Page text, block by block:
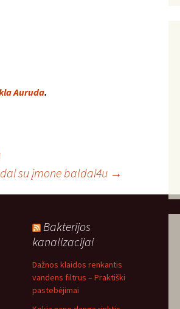
Auruda.
su įmone baldai4u →
Bakterijos
kanalizacijai
Dažnos klaidos renkantis
vandens filtrus – Praktiški
pastebėjimai